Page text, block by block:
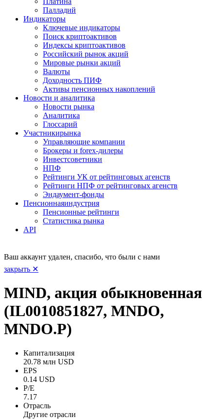
Палладий
Индикаторы
Ключевые индикаторы
Поиск криптоактивов
Индексы криптоактивов
Российский рынок акций
Мировые рынки акций
Валюты
Доходность ПИФ
Активы пенсионных накоплений
Новости и аналитика
Новости рынка
Аналитика
Глоссарий
Участникирынка
Управляющие компании
Брокеры и forex-дилеры
Инвестсоветники
НПФ
Рейтинги УК от рейтинговых агенств
Рейтинги НПФ от рейтинговых агенств
Эндаумент-фонды
Пенсионнаяиндустрия
Пенсионные рейтинги
Статистика рынка
API
Ваш аккаунт удален, спасибо, что были с нами
закрыть ✕
MIND, акция обыкновенная
(IL0010851827, MNDO,
MNDO.P)
Капитализация
20.78 млн USD
EPS
0.14 USD
P/E
7.17
Отрасль
Другие отрасли